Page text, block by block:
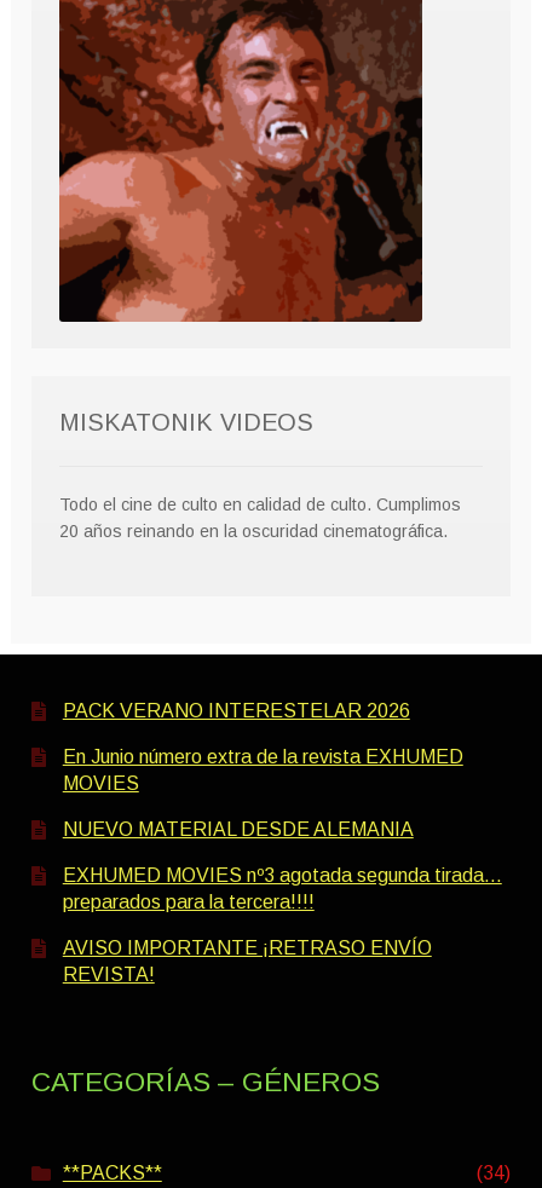
MISKATONIK VIDEOS
Todo el cine de culto en calidad de culto. Cumplimos
20 años reinando en la oscuridad cinematográfica.
PACK VERANO INTERESTELAR 2026
En Junio número extra de la revista EXHUMED
MOVIES
NUEVO MATERIAL DESDE ALEMANIA
EXHUMED MOVIES nº3 agotada segunda tirada…
preparados para la tercera!!!!
AVISO IMPORTANTE ¡RETRASO ENVÍO
REVISTA!
CATEGORÍAS – GÉNEROS
**PACKS** (34)